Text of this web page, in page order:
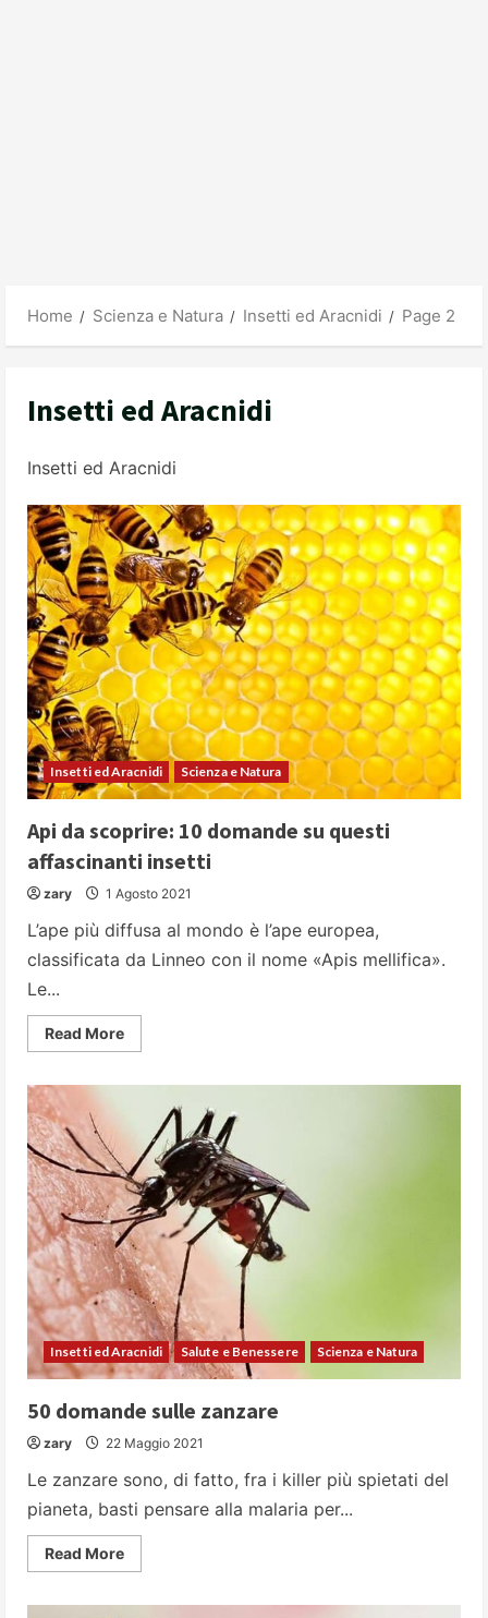
Home Scienza e Natura Insetti ed Aracnidi Page 2
Insetti ed Aracnidi
Insetti ed Aracnidi
Insetti ed Aracnidi Scienza e Natura
Api da scoprire: 10 domande su questi
affascinanti insetti
zary 1 Agosto 2021
L’ape più diffusa al mondo è l’ape europea,
classificata da Linneo con il nome «Apis mellifica».
Le...
Read MoreRead
more
scoprire:
domande
su
questi
affascinanti
insetti
Insetti ed Aracnidi Salute e Benessere Scienza e Natura
50 domande sulle zanzare
zary 22 Maggio 2021
Le zanzare sono, di fatto, fra i killer più spietati del
pianeta, basti pensare alla malaria per...
Read MoreRead
more